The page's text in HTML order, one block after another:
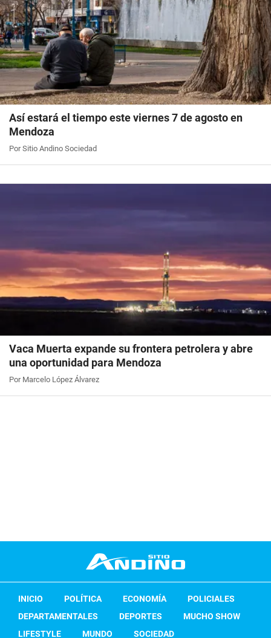
Así estará el tiempo este viernes 7 de agosto en
Mendoza
Por Sitio Andino Sociedad
Vaca Muerta expande su frontera petrolera y abre
una oportunidad para Mendoza
Por Marcelo López Álvarez
INICIO POLÍTICA ECONOMÍA
POLICIALES
DEPARTAMENTALES
DEPORTES
MUCHO SHOW
LIFESTYLE
MUNDO SOCIEDAD